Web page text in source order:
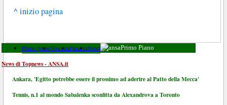
^ inizio pagina
Primo pianoToscanaFinanzaSport Primo Piano
News di Topnews - ANSA.it
Ankara, 'Egitto potrebbe essere il prossimo ad aderire al Patto della Mecca'
Tennis, n.1 al mondo Sabalenka sconfitta da Alexandrova a Toronto